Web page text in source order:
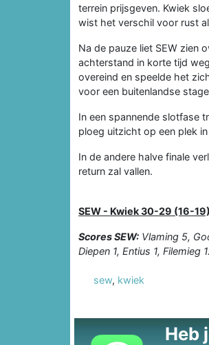
terrein prijsgeven. Kwiek
wist het verschil voor rust
Na de pauze liet SEW zien
achterstand in korte tijd
overeind en speelde het
voor een buitenlandse
In een spannende slotfase
ploeg uitzicht op een plek
In de andere halve finale
return zal vallen.
SEW - Kwiek 30-29 (16-19)
Scores SEW: Vlaming 5,
Diepen 1, Entius 1, Filemieg 1.
sew, kwiek
Heb